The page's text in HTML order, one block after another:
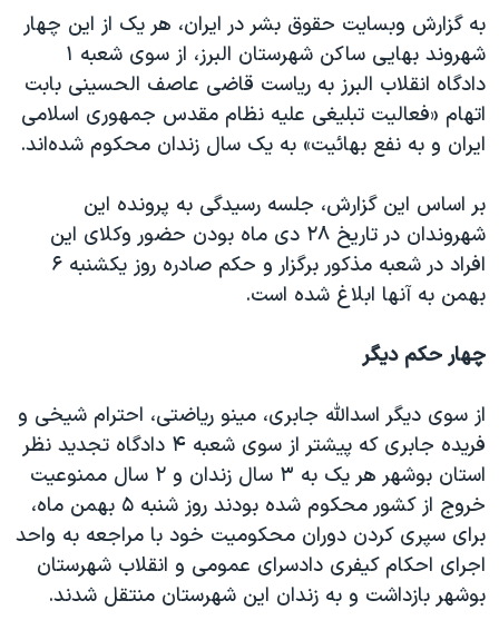
صفحه‌های ویژه
سفر پرزیدنت ترامپ به چین
به گزارش وبسایت حقوق بشر در ایران، هر یک از این چهار
شهروند بهایی ساکن شهرستان البرز، از سوی شعبه ۱
دادگاه انقلاب البرز به ریاست قاضی عاصف الحسینی بابت
اتهام «فعالیت تبلیغی علیه نظام مقدس جمهوری اسلامی
ایران و به نفع بهائیت» به یک سال زندان محکوم شده‌اند.
بر اساس این گزارش، جلسه رسیدگی به پرونده این
شهروندان در تاریخ ۲۸ دی ماه بودن حضور وکلای این
افراد در شعبه مذکور برگزار و حکم صادره روز یکشنبه ۶
بهمن به آنها ابلاغ شده است.
چهار حکم دیگر
از سوی دیگر اسدالله جابری، مینو ریاضتی، احترام شیخی و
فریده جابری که پیشتر از سوی شعبه ۴ دادگاه تجدید نظر
استان بوشهر هر یک به ۳ سال زندان و ۲ سال ممنوعیت
خروج از کشور محکوم شده بودند روز شنبه ۵ بهمن ماه،
برای سپری کردن دوران محکومیت خود با مراجعه به واحد
اجرای احکام کیفری دادسرای عمومی و انقلاب شهرستان
بوشهر بازداشت و به زندان این شهرستان منتقل شدند.